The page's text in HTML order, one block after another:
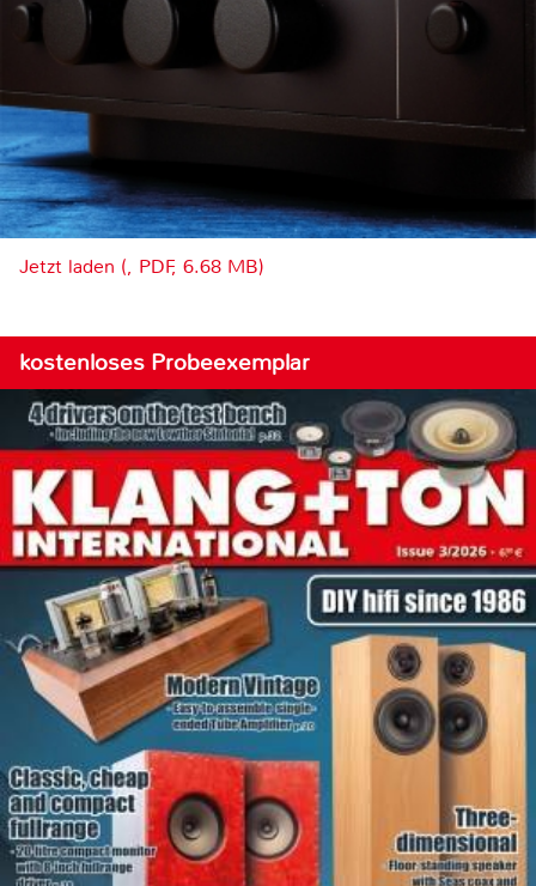
Jetzt laden (, PDF, 6.68 MB)
kostenloses Probeexemplar